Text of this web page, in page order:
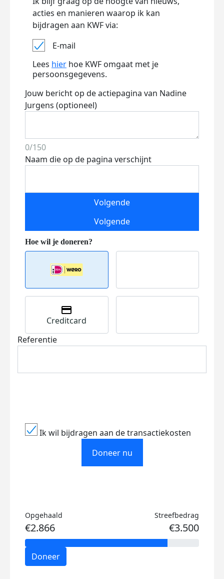
acties en manieren waarop ik kan
bijdragen aan KWF via:
E-mail
Lees hier hoe KWF omgaat met je
persoonsgegevens.
Jouw bericht op de actiepagina van Nadine
Jurgens (optioneel)
0/150
Naam die op de pagina verschijnt
Volgende
Volgende
Creditcard
Referentie
Ik wil bijdragen aan de transactiekosten
Doneer nu
Opgehaald
€2.866
Streefbedrag
€3.500
Doneer